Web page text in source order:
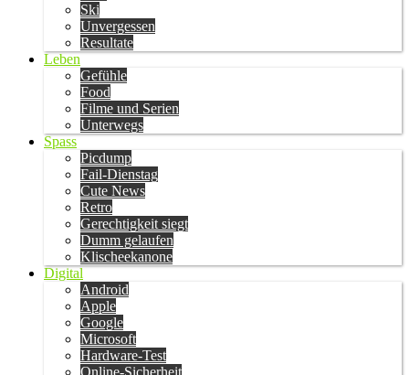
Ski
Unvergessen
Resultate
Leben
Gefühle
Food
Filme und Serien
Unterwegs
Spass
Picdump
Fail-Dienstag
Cute News
Retro
Gerechtigkeit siegt
Dumm gelaufen
Klischeekanone
Digital
Android
Apple
Google
Microsoft
Hardware-Test
Online-Sicherheit